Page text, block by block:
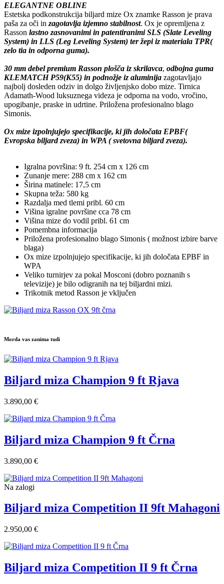
ELEGANTNE OBLINE
Estetska podkonstrukcija biljard mize Ox znamke Rasson je prava
paša za oči in zagotavlja izjemno stabilnost. Ox je opremljena z
Rasson lastno zasnovanimi in patentiranimi SLS (Slate Leveling
System) in LLS (Leg Leveling System) ter žepi iz materiala TPR(
zelo tia in odporna guma).
30 mm debel premium Rasson plošča iz skrilavca, odbojna guma
KLEMATCH P59(K55) in podnožje iz aluminija zagotavljajo
najbolj dosleden odziv in dolgo življenjsko dobo mize. Tirnica
Adamath-Wood luksuznega videza je odporna na vodo, vročino,
upogibanje, praske in udrtine. Priložena profesionalno blago
Simonis.
Ox mize izpolnjujejo specifikacije, ki jih določata EPBF(
Evropska biljard zveza) in WPA ( svetovna biljard zveza).
Igralna površina: 9 ft. 254 cm x 126 cm
Zunanje mere: 288 cm x 162 cm
Širina matinele: 17,5 cm
Skupna teža: 580 kg
Razdalja med tlemi pribl. 60 cm
Višina igralne površine cca 78 cm
Višina mize do vodil pribl. 61 cm
Pomembna informacija
Priložena profesionalno blago Simonis ( možnost izbire barve
blaga)
Ox mize izpolnjujejo specifikacije, ki jih določata EPBF in
WPA
Veliko turnirjev za pokal Mosconi (dobro poznanih s
televizije) je bilo odigranih na tej biljardni mizi.
Trikotnik metod Rasson je vključen
Morda vas zanima tudi
Biljard miza Champion 9 ft Rjava
3.890,00 €
Biljard miza Champion 9 ft Črna
3.890,00 €
Na zalogi
Biljard miza Competition II 9ft Mahagoni
2.950,00 €
Biljard miza Competition II 9 ft Črna